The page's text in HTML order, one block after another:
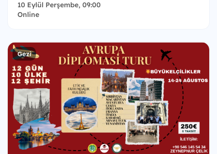
10 Eylül Perşembe, 09:00
Online
Gezi